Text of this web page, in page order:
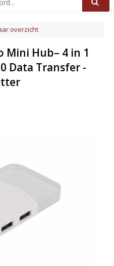
overzicht
Mini Hub– 4 in 1
Data Transfer -